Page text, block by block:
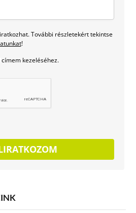
További részletekért tekintse
!
kezeléséhez.